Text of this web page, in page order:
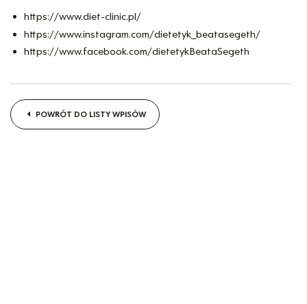
https://www.diet-clinic.pl/
https://www.instagram.com/dietetyk_beatasegeth/
https://www.facebook.com/dietetykBeataSegeth
POWRÓT DO LISTY WPISÓW